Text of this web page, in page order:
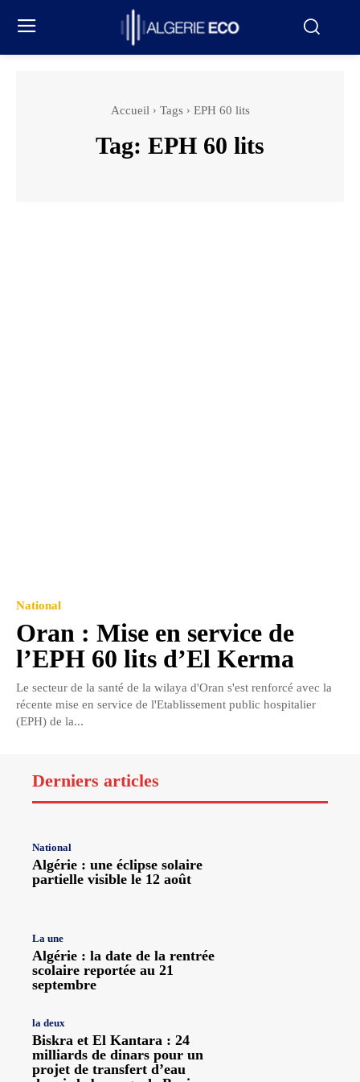
Accueil Tags EPH 60 lits
Tag: EPH 60 lits
National
Oran : Mise en service de
l’EPH 60 lits d’El Kerma
Le secteur de la santé de la wilaya d'Oran s'est renforcé avec la
récente mise en service de l'Etablissement public hospitalier
(EPH) de la...
Derniers articles
National
Algérie : une éclipse solaire
partielle visible le 12 août
La une
Algérie : la date de la rentrée
scolaire reportée au 21
septembre
la deux
Biskra et El Kantara : 24
milliards de dinars pour un
projet de transfert d’eau